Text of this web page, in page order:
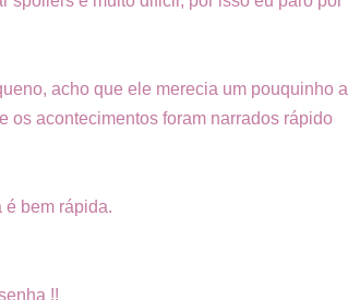
acho que ele merecia um pouquinho a
os acontecimentos foram narrados rápido
é bem rápida.
!!